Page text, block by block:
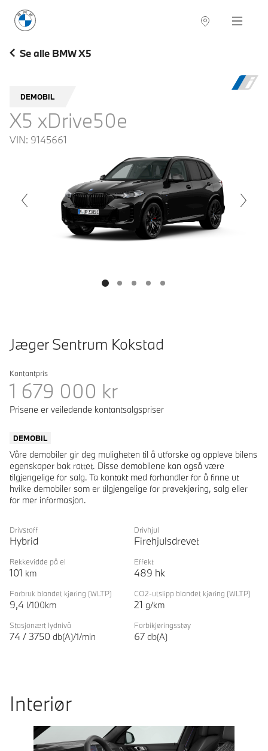
BMW Norge Navigation
Se alle BMW X5
DEMOBIL
X5 xDrive50e
VIN: 9145661
Jæger Sentrum Kokstad
Kontantpris
1 679 000 kr
Prisene er veiledende kontantsalgspriser
DEMOBIL
Våre demobiler gir deg muligheten til å utforske og oppleve bilens
egenskaper bak rattet. Disse demobilene kan også være
tilgjengelige for salg. Ta kontakt med forhandler for å finne ut
hvilke demobiler som er tilgjengelige for prøvekjøring, salg eller
for mer informasjon.
Drivstoff
Hybrid
Drivhjul
Firehjulsdrevet
Rekkevidde på el
101 km
Effekt
489 hk
Forbruk blandet kjøring (WLTP)
9,4 l/100km
CO2-utslipp blandet kjøring (WLTP)
21 g/km
Stasjonært lydnivå
74 / 3750 db(A)/1/min
Forbikjøringsstøy
67 db(A)
Interiør